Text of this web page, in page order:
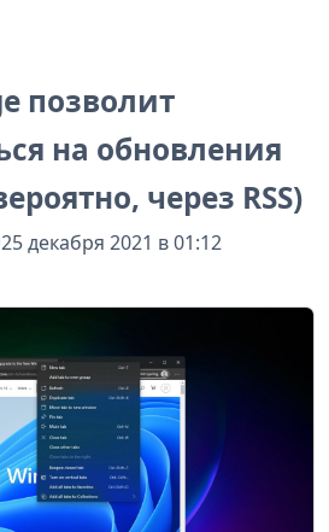
позволит
на обновления
через RSS)
25 декабря 2021 в 01:12